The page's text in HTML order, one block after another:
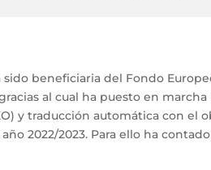
sido beneficiaria del Fondo
al cual ha puesto en
y traducción automática con el
2022/2023. Para ello ha